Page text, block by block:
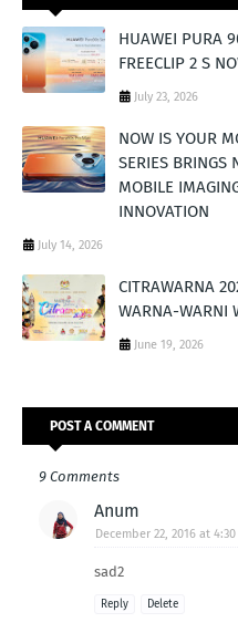
HUAWEI PURA
FREECLIP 2 S
July 23, 2026
NOW IS YOUR
SERIES BRINGS
MOBILE
INNOVATION
July 14, 2026
CITRAWARNA
WARNA-WARNI
June 19, 2026
POST A COMMENT
9 Comments
Anum
December 22, 2016 at 4:30
sad2
Reply Delete